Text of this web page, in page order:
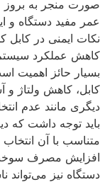
صورت منجر به بروز
عمر مفید دستگاه و
نکات ایمنی در کابل‌
کاهش عملکرد
بسیار حائز اهمیت
کابل، کاهش ولتاژ
دیگری مانند عدم
باید توجه داشت که
متناسب با آن
افزایش مصرف
دستگاه نیز می‌تواند